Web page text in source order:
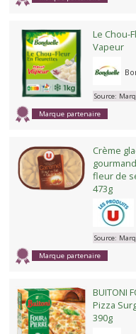
Le Chou-
Vapeur
Marque partenaire
Source:
Crème
fleur de
473g
Marque partenaire
Source:
BUITONI
Pizza
390g